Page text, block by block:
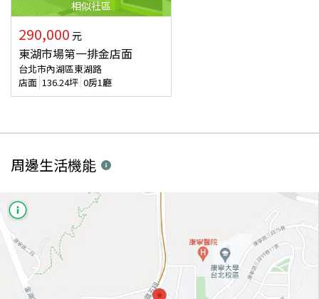
相似社區
290,000 元
東湖市場第一排金店面
台北市內湖區東湖路
店面 136.24坪 0房1廳
周邊生活機能